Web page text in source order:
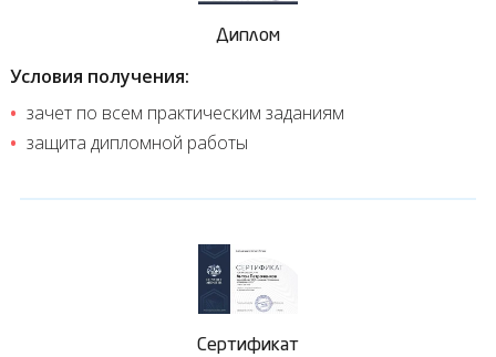
Диплом
Условия получения:
зачет по всем практическим заданиям
защита дипломной работы
Сертификат